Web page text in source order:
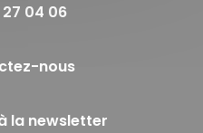
04 06
nous
la newsletter